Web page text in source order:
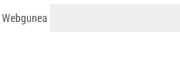
Webgunea